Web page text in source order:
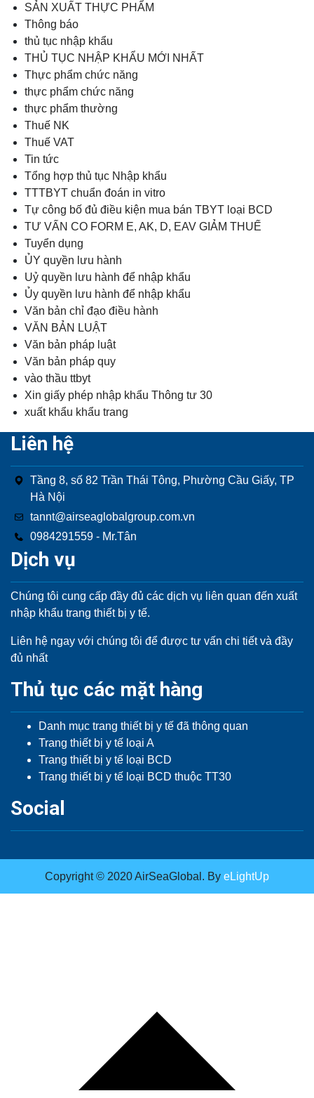
SẢN XUẤT THỰC PHẨM
Thông báo
thủ tục nhập khẩu
THỦ TỤC NHẬP KHẨU MỚI NHẤT
Thực phẩm chức năng
thực phẩm chức năng
thực phẩm thường
Thuế NK
Thuế VAT
Tin tức
Tổng hợp thủ tục Nhập khẩu
TTTBYT chuẩn đoán in vitro
Tự công bố đủ điều kiện mua bán TBYT loại BCD
TƯ VẤN CO FORM E, AK, D, EAV GIẢM THUẾ
Tuyển dụng
ỦY quyền lưu hành
Uỷ quyền lưu hành để nhập khẩu
Ủy quyền lưu hành để nhập khẩu
Văn bản chỉ đạo điều hành
VĂN BẢN LUẬT
Văn bản pháp luật
Văn bản pháp quy
vào thầu ttbyt
Xin giấy phép nhập khẩu Thông tư 30
xuất khẩu khẩu trang
Liên hệ
Tầng 8, số 82 Trần Thái Tông, Phường Cầu Giấy, TP
Hà Nội
tannt@airseaglobalgroup.com.vn
0984291559 - Mr.Tân
Dịch vụ
Chúng tôi cung cấp đầy đủ các dịch vụ liên quan đến xuất
nhập khẩu trang thiết bị y tế.
Liên hệ ngay với chúng tôi để được tư vấn chi tiết và đầy
đủ nhất
Thủ tục các mặt hàng
Danh mục trang thiết bị y tế đã thông quan
Trang thiết bị y tế loại A
Trang thiết bị y tế loại BCD
Trang thiết bị y tế loại BCD thuộc TT30
Social
Copyright © 2020 AirSeaGlobal. By eLightUp